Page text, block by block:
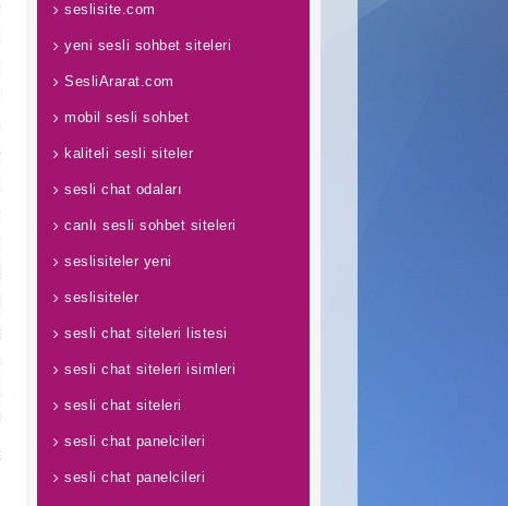
seslisite.com
yeni sesli sohbet siteleri
SesliArarat.com
mobil sesli sohbet
kaliteli sesli siteler
sesli chat odaları
canlı sesli sohbet siteleri
seslisiteler yeni
seslisiteler
sesli chat siteleri listesi
sesli chat siteleri isimleri
sesli chat siteleri
sesli chat panelcileri
sesli chat panelcileri